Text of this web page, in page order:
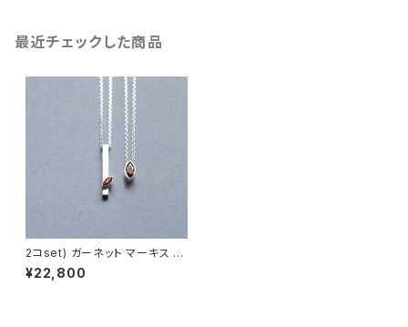
最近チェックした商品
2コset) ガーネット マーキス ペ
ア ネックレス シルバー925
¥22,800